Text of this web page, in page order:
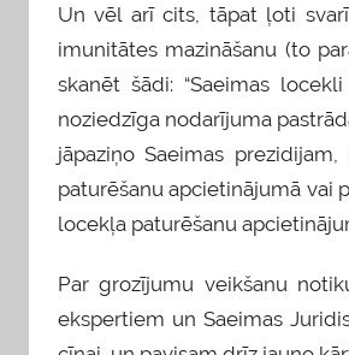
Un vēl arī cits, tāpat ļoti
imunitātes mazināšanu (to
skanēt šādi: “Saeimas
noziedzīga nodarījuma
jāpaziņo Saeimas
paturēšanu apcietinājumā vai
locekļa paturēšanu
Par grozījumu veikšanu
ekspertiem un Saeimas